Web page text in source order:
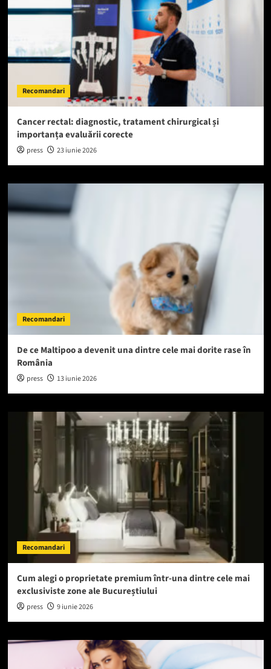
Recomandari
Cancer rectal: diagnostic, tratament chirurgical și
importanța evaluării corecte
press 23 iunie 2026
Recomandari
De ce Maltipoo a devenit una dintre cele mai dorite rase în
România
press 13 iunie 2026
Recomandari
Cum alegi o proprietate premium într-una dintre cele mai
exclusiviste zone ale Bucureștiului
press 9 iunie 2026